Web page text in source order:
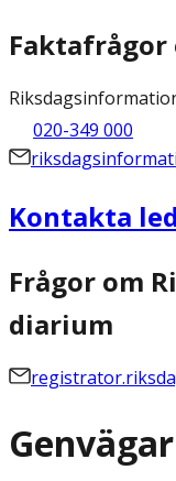
Faktafrågor
020-349 000
Kontakta
Frågor om
diarium
Genvägar